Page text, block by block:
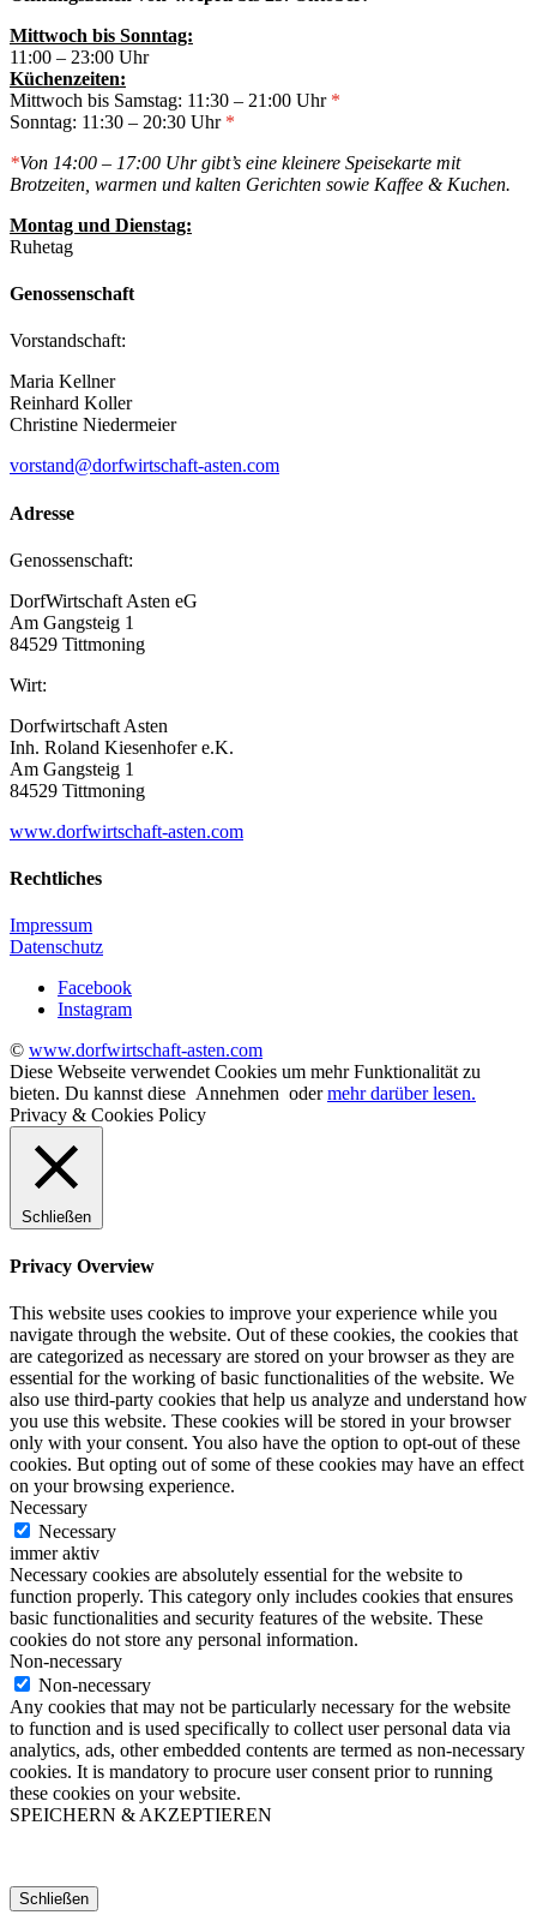
Mittwoch bis Sonntag:
11:00 – 23:00 Uhr
Küchenzeiten:
Mittwoch bis Samstag: 11:30 – 21:00 Uhr *
Sonntag: 11:30 – 20:30 Uhr *
*Von 14:00 – 17:00 Uhr gibt’s eine kleinere Speisekarte mit
Brotzeiten, warmen und kalten Gerichten sowie Kaffee & Kuchen.
Montag und Dienstag:
Ruhetag
Genossenschaft
Vorstandschaft:
Maria Kellner
Reinhard Koller
Christine Niedermeier
vorstand@dorfwirtschaft-asten.com
Adresse
Genossenschaft:
DorfWirtschaft Asten eG
Am Gangsteig 1
84529 Tittmoning
Wirt:
Dorfwirtschaft Asten
Inh. Roland Kiesenhofer e.K.
Am Gangsteig 1
84529 Tittmoning
www.dorfwirtschaft-asten.com
Rechtliches
Impressum
Datenschutz
Facebook
Instagram
© www.dorfwirtschaft-asten.com
Diese Webseite verwendet Cookies um mehr Funktionalität zu
bieten. Du kannst diese Annehmen odermehr darüber lesen.
Privacy & Cookies Policy
Schließen
Privacy Overview
This website uses cookies to improve your experience while you
navigate through the website. Out of these cookies, the cookies that
are categorized as necessary are stored on your browser as they are
essential for the working of basic functionalities of the website. We
also use third-party cookies that help us analyze and understand how
you use this website. These cookies will be stored in your browser
only with your consent. You also have the option to opt-out of these
cookies. But opting out of some of these cookies may have an effect
on your browsing experience.
Necessary
Necessary
immer aktiv
Necessary cookies are absolutely essential for the website to
function properly. This category only includes cookies that ensures
basic functionalities and security features of the website. These
cookies do not store any personal information.
Non-necessary
Non-necessary
Any cookies that may not be particularly necessary for the website
to function and is used specifically to collect user personal data via
analytics, ads, other embedded contents are termed as non-necessary
cookies. It is mandatory to procure user consent prior to running
these cookies on your website.
SPEICHERN & AKZEPTIEREN
Schließen